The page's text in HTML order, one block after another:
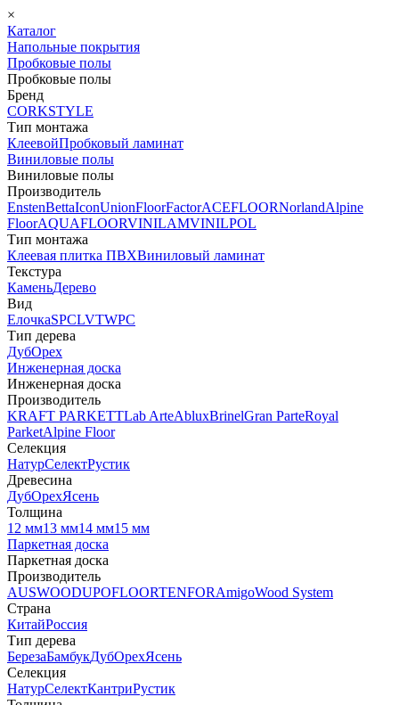
×
Каталог
Напольные покрытия
Пробковые полы
Пробковые полы
Бренд
CORKSTYLE
Тип монтажа
КлеевойПробковый ламинат
Виниловые полы
Виниловые полы
Производитель
EnstenBettaIconUnionFloorFactorACEFLOORNorlandAlpine
FloorAQUAFLOORVINILAMVINILPOL
Тип монтажа
Клеевая плитка ПВХВиниловый ламинат
Текстура
КаменьДерево
Вид
ЕлочкаSPCLVTWPC
Тип дерева
ДубОрех
Инженерная доска
Инженерная доска
Производитель
KRAFT PARKETTLab ArteAbluxBrinelGran ParteRoyal
ParketAlpine Floor
Селекция
НатурСелектРустик
Древесина
ДубОрехЯсень
Толщина
12 мм13 мм14 мм15 мм
Паркетная доска
Паркетная доска
Производитель
AUSWOODUPOFLOORTENFORAmigoWood System
Страна
КитайРоссия
Тип дерева
БерезаБамбукДубОрехЯсень
Селекция
НатурСелектКантриРустик